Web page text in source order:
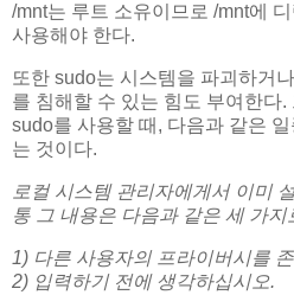
/mnt는 루트 소유이므로 /mnt에
사용해야 한다.
또한 sudo는 시스템을 파괴하거
를 침해할 수 있는 힘도 부여한다
sudo를 사용할 때, 다음과 같은
는 것이다.
로컬 시스템 관리자에게서 이미
통 그 내용은 다음과 같은 세 가
1) 다른 사용자의 프라이버시를
2) 입력하기 전에 생각하십시오.